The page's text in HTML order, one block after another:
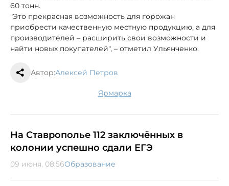
60 тонн.
"Это прекрасная возможность для горожан
приобрести качественную местную продукцию, а для
производителей – расширить свои возможности и
найти новых покупателей", – отметил Ульянченко.
Автор:Алексей Петров
ярмарка
На Ставрополье 112 заключённых в
колонии успешно сдали ЕГЭ
09 июня, 08:56Образование